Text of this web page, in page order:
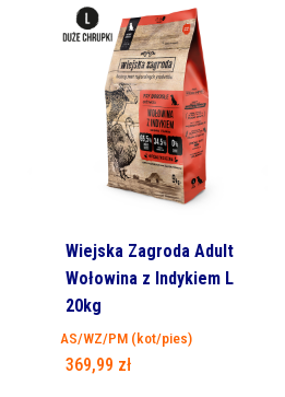
Wiejska Zagroda Adult
Wołowina z Indykiem L
20kg
AS/WZ/PM (kot/pies)
369,99 zł